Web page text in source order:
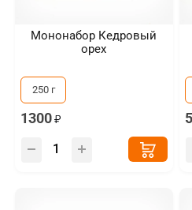
Мононабор Кедровый
орех
250 г
1300